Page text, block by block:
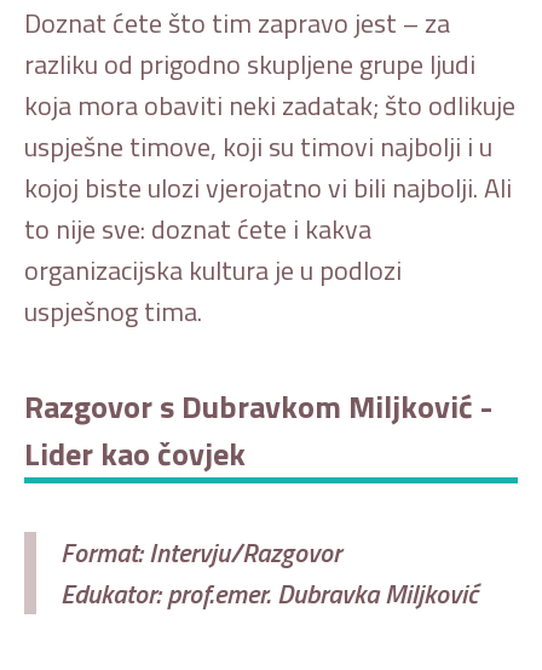
Doznat ćete što tim zapravo jest – za
razliku od prigodno skupljene grupe ljudi
koja mora obaviti neki zadatak; što odlikuje
uspješne timove, koji su timovi najbolji i u
kojoj biste ulozi vjerojatno vi bili najbolji. Ali
to nije sve: doznat ćete i kakva
organizacijska kultura je u podlozi
uspješnog tima.
Razgovor s Dubravkom Miljković -
Lider kao čovjek
Format: Intervju/Razgovor
Edukator: prof.emer. Dubravka Miljković